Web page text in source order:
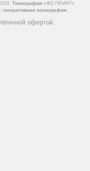
Типография «ФС ПРИНТ»
- оперативная полиграфия
офертой.